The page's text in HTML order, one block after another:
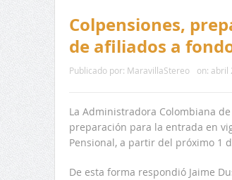
Colpensiones,
de afiliados a
Publicado por: MaravillaStereo on: abril
La Administradora Colombiana
preparación para la entrada en
Pensional, a partir del próximo 1
De esta forma respondió Jaime